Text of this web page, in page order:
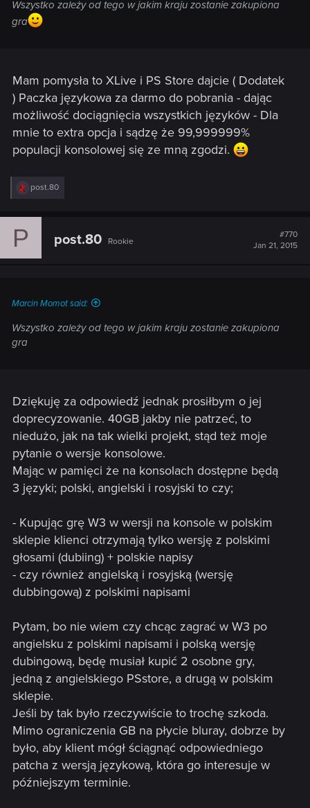
spolszczenia), tak nie jestem pewien czy w wersji na konsole
będzie można ustawić sobie z poziomu gry np język rosyjski
Wszystko zależy od tego w jakim kraju zostanie zakupiona
gra
Mam pomysła to XLive i PS Store dajcie ( Dodatek
) Paczka językowa za darmo do pobrania - dając
możliwość dociągnięcia wszystkich języków - Dla
mnie to extra opcja i sądzę że 99,999999%
populacji konsolowej się ze mną zgodzi.
R
e
c
post.80
P post.80 Rookie
#770
Jan 21, 2015
Marcin Momot said:
Wszystko zależy od tego w jakim kraju zostanie zakupiona
gra
Dziękuję za odpowiedź jednak prosiłbym o jej
doprecyzowanie. 40GB jakby nie patrzeć, to
niedużo, jak na tak wielki projekt, stąd też moje
pytanie o wersje konsolowe.
Mając w pamięci że na konsolach dostępne będą
3 języki; polski, angielski i rosyjski to czy;
- Kupując grę W3 w wersji na konsole w polskim
sklepie klienci otrzymają tylko wersję z polskimi
głosami (dubiing) + polskie napisy
- czy również angielską i rosyjską (wersję
dubbingową) z polskimi napisami
Pytam, bo nie wiem czy chcąc zagrać w W3 po
angielsku z polskimi napisami i polską wersję
dubingową, będę musiał kupić 2 osobne gry,
jedną z angielskiego PSstore, a drugą w polskim
sklepie.
Jeśli by tak było rzeczywiście to trochę szkoda.
Mimo ograniczenia GB na płycie bluray, dobrze by
było, aby klient mógł ściągnąć odpowiedniego
patcha z wersją językową, która go interesuje w
późniejszym terminie.